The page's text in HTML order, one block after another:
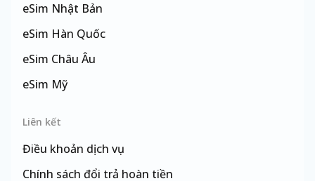
eSim Nhật Bản
eSim Hàn Quốc
eSim Châu Âu
eSim Mỹ
Liên kết
Điều khoản dịch vụ
Chính sách đổi trả hoàn tiền